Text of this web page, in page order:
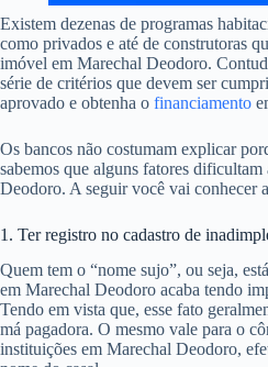
Existem dezenas de programas
como privados e até de construtoras
imóvel em Marechal Deodoro.
série de critérios que devem ser
aprovado e obtenha o financiamento
Os bancos não costumam explicar
sabemos que alguns fatores
Deodoro. A seguir você vai conhecer
1. Ter registro no cadastro de
Quem tem o “nome sujo”, ou seja,
em Marechal Deodoro acaba tendo
Tendo em vista que, esse fato
má pagadora. O mesmo vale para o
instituições em Marechal Deodoro,